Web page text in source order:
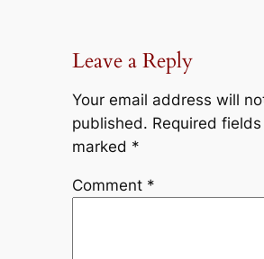
Leave a Reply
Your email address will
published. Required fields
marked *
Comment *